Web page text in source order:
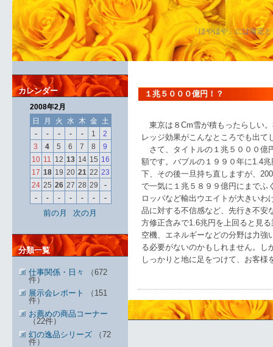
「ほやほや」には肯定
１兆５０００億円！？
東京は８Cm雪が積もったらしい
レッジ効果がこんなところでも出て
さて、タイトルの１兆５０００億
額です。バブルの１９９０年に1.4
下、その後一旦持ち直しますが、
で一気に１兆５８９９億円にまでふ
ロッパなど輸出ウエイトが大きい
品に対する不信感など、先行き不安
方修正含みで1.6兆円を上回ると見
空機、エネルギーなどの分野は力強
る必要がないのかもしれません。し
しっかりと地に足をつけて、お客
カレンダー
2008年2月
日
月 火 水 木 金 土
-
- - - - 1
2
3
4 5 6 7 8
9
10 11 12 13 14 15 16
17 18 19 20 21 22 23
24 25 26 27 28 29
-
-
- - - - - -
前の月 次の月
分類一覧
仕事関係・日々
（672
件）
展示会レポート
（151
件）
お薦めの商品コーナー
（22件）
幻の逸品シリーズ （72
件）